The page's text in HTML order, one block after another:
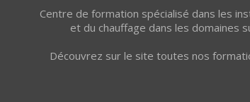
Centre de formation spécialisé dans les
et du chauffage dans les domaines
Découvrez sur le site toutes nos